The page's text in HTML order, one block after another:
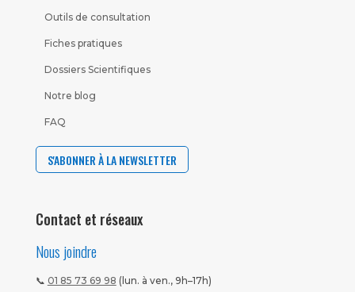
Outils de consultation
Fiches pratiques
Dossiers Scientifiques
Notre blog
FAQ
S'ABONNER À LA NEWSLETTER
Contact et réseaux
Nous joindre
📞 01 85 73 69 98 (lun. à ven., 9h–17h)